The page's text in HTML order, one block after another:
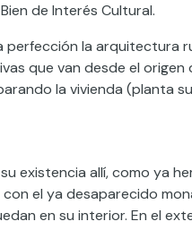
de Interés Cultural.
la arquitectura
que van desde el origen
la vivienda (planta
existencia allí, como ya
el ya desaparecido
en su interior. En el